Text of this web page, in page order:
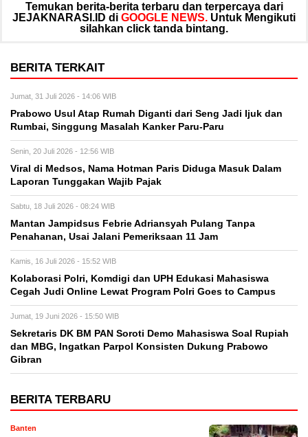
Temukan berita-berita terbaru dan terpercaya dari
JEJAKNARASI.ID di GOOGLE NEWS. Untuk Mengikuti
silahkan click tanda bintang.
BERITA TERKAIT
Jumat, 31 Juli 2026 - 14:06 WIB
Prabowo Usul Atap Rumah Diganti dari Seng Jadi Ijuk dan
Rumbai, Singgung Masalah Kanker Paru-Paru
Senin, 20 Juli 2026 - 12:56 WIB
Viral di Medsos, Nama Hotman Paris Diduga Masuk Dalam
Laporan Tunggakan Wajib Pajak
Sabtu, 18 Juli 2026 - 08:24 WIB
Mantan Jampidsus Febrie Adriansyah Pulang Tanpa
Penahanan, Usai Jalani Pemeriksaan 11 Jam
Kamis, 16 Juli 2026 - 15:52 WIB
Kolaborasi Polri, Komdigi dan UPH Edukasi Mahasiswa
Cegah Judi Online Lewat Program Polri Goes to Campus
Jumat, 19 Juni 2026 - 15:50 WIB
Sekretaris DK BM PAN Soroti Demo Mahasiswa Soal Rupiah
dan MBG, Ingatkan Parpol Konsisten Dukung Prabowo
Gibran
BERITA TERBARU
Banten